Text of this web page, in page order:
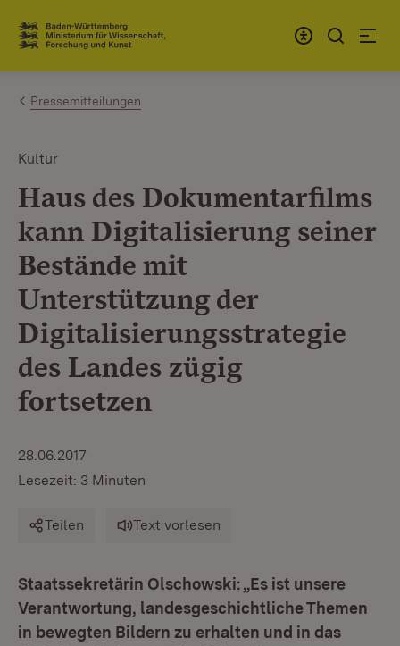
Zum Inhalt springen
Link zur Startseite
Pressemitteilungen
Kultur
Haus des Dokumentarfilms
kann Digitalisierung seiner
Bestände mit
Unterstützung der
Digitalisierungsstrategie
des Landes zügig
fortsetzen
28.06.2017
Lesezeit: 3 Minuten
Teilen Text vorlesen
Staatssekretärin Olschowski: „Es ist unsere
Verantwortung, landesgeschichtliche Themen
in bewegten Bildern zu erhalten und in das